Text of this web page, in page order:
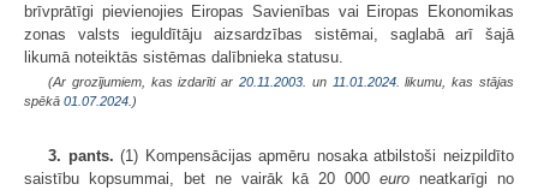
brīvprātīgi pievienojies Eiropas Savienības vai Eiropas Ekonomikas
zonas valsts ieguldītāju aizsardzības sistēmai, saglabā arī šajā
likumā noteiktās sistēmas dalībnieka statusu.
(Ar grozījumiem, kas izdarīti ar 20.11.2003. un 11.01.2024. likumu, kas stājas
spēkā 01.07.2024. )
3. pants. (1) Kompensācijas apmēru nosaka atbilstoši neizpildīto
saistību kopsummai, bet ne vairāk kā 20 000euro neatkarīgi no